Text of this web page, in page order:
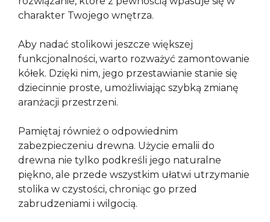
charakter Twojego wnętrza.
Aby nadać stolikowi jeszcze większej
funkcjonalności, warto rozważyć zamontowanie
kółek. Dzięki nim, jego przestawianie stanie się
dziecinnie proste, umożliwiając szybką zmianę
aranżacji przestrzeni.
Pamiętaj również o odpowiednim
zabezpieczeniu drewna. Użycie emalii do
drewna nie tylko podkreśli jego naturalne
piękno, ale przede wszystkim ułatwi utrzymanie
stolika w czystości, chroniąc go przed
zabrudzeniami i wilgocią.